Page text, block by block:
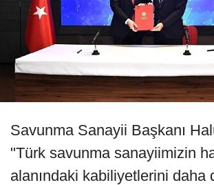
Savunma Sanayii Başkanı
"Türk savunma sanayiimizin
alanındaki kabiliyetlerini daha